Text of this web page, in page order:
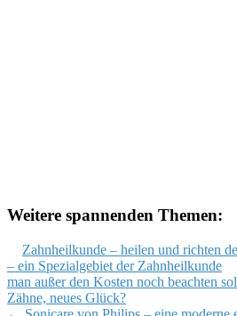
Weitere spannenden Themen:
Zahnheilkunde – heilen und richten
– ein Spezialgebiet der Zahnheilkunde
man außer den Kosten noch beachten
Zähne, neues Glück?